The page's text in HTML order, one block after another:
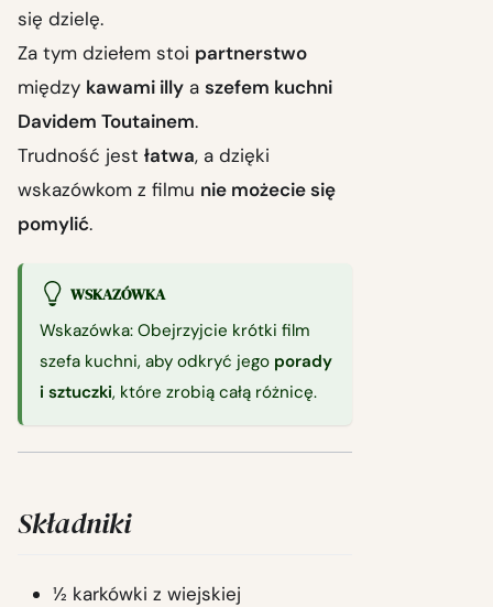
się dzielę.
Za tym dziełem stoi partnerstwo
między kawami illy a szefem kuchni
Davidem Toutainem.
Trudność jest łatwa, a dzięki
wskazówkom z filmu nie możecie się
pomylić.
WSKAZÓWKA
Wskazówka: Obejrzyjcie krótki film
szefa kuchni, aby odkryć jego porady
i sztuczki, które zrobią całą różnicę.
Składniki
½ karkówki z wiejskiej